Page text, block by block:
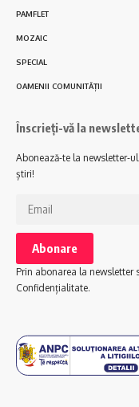
PAMFLET
MOZAIC
SPECIAL
OAMENII COMUNITĂȚII
Înscrieți-vă la
Abonează-te la newsletter-
știri!
Prin abonarea la
Confidențialitate.